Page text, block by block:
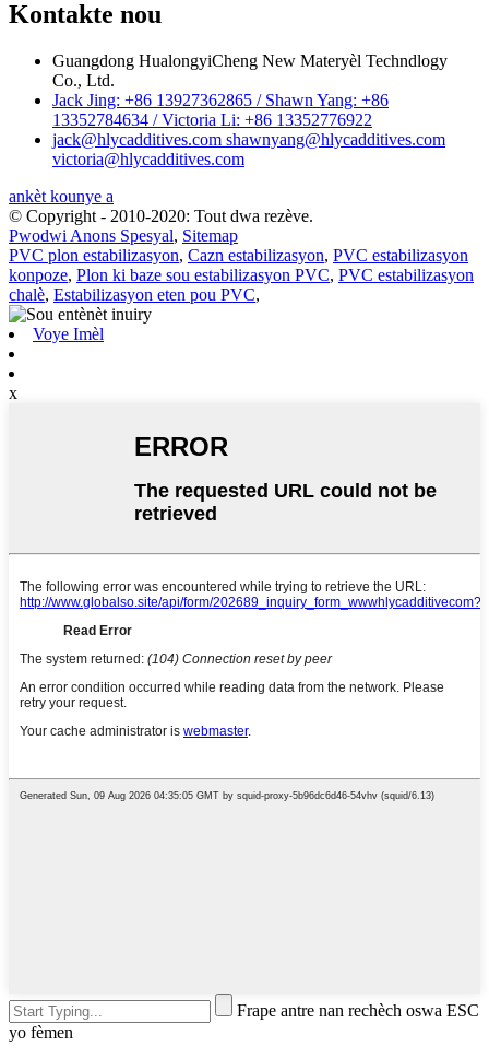
Kontakte nou
Guangdong HualongyiCheng New Materyèl Techndlogy
Co., Ltd.
Jack Jing: +86 13927362865 / Shawn Yang: +86
13352784634 / Victoria Li: +86 13352776922
jack@hlycadditives.com shawnyang@hlycadditives.com
victoria@hlycadditives.com
ankèt kounye a
© Copyright - 2010-2020: Tout dwa rezève.
Pwodwi Anons Spesyal, Sitemap
PVC plon estabilizasyon, Cazn estabilizasyon, PVC estabilizasyon
konpoze, Plon ki baze sou estabilizasyon PVC, PVC estabilizasyon
chalè, Estabilizasyon eten pou PVC,
Voye Imèl
x
Frape antre nan rechèch oswa ESC
yo fèmen